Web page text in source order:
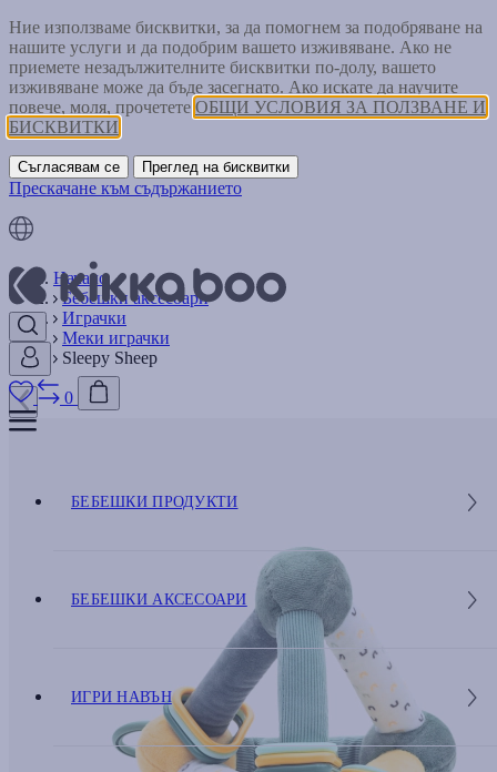
Ние използваме бисквитки, за да помогнем за подобряване на
нашите услуги и да подобрим вашето изживяване. Ако не
приемете незадължителните бисквитки по-долу, вашето
изживяване може да бъде засегнато. Ако искате да научите
повече, моля, прочетете ОБЩИ УСЛОВИЯ ЗА ПОЛЗВАНЕ И
БИСКВИТКИ
Съгласявам се Преглед на бисквитки
Прескачане към съдържанието
0
БЕБЕШКИ ПРОДУКТИ
БЕБЕШКИ АКСЕСОАРИ
ИГРИ НАВЪН
Начало
Бебешки аксесоари
Играчки
Меки играчки
Sleepy Sheep